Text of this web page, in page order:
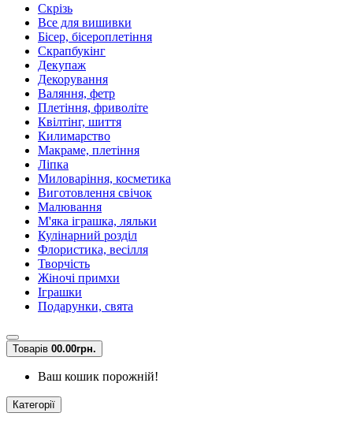
Скрізь
Все для вишивки
Бісер, бісероплетіння
Скрапбукінг
Декупаж
Декорування
Валяння, фетр
Плетіння, фриволіте
Квілтінг, шиття
Килимарство
Макраме, плетіння
Ліпка
Миловаріння, косметика
Виготовлення свічок
Малювання
М'яка іграшка, ляльки
Кулінарний розділ
Флористика, весілля
Творчість
Жіночі примхи
Іграшки
Подарунки, свята
Товарів 00.00грн.
Ваш кошик порожній!
Категорії